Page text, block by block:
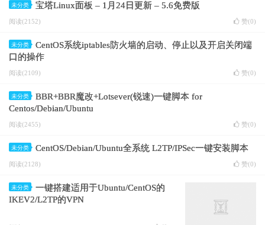
未分类 宝塔Linux面板 – 1月24日更新 – 5.6免费版
阅读(2152) 赞(0)
未分类
CentOS系统iptables防火墙的启动、停止以及开启关闭端
口的操作
阅读(2109) 赞(0)
未分类
BBR+BBR魔改+Lotsever(锐速)一键脚本 for
Centos/Debian/Ubuntu
阅读(2455) 赞(0)
未分类 CentOS/Debian/Ubuntu全系统 L2TP/IPSec一键安装脚本
阅读(2128) 赞(0)
未分类
一键搭建适用于Ubuntu/CentOS的
IKEV2/L2TP的VPN